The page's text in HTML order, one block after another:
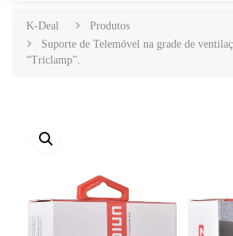
K-Deal
Produtos
Suporte de Telemóvel na grade de
“Triclamp”.